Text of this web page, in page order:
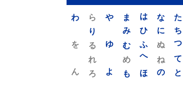
た
ち
つ
て
と
な
に
ぬ
ね
の
は
ひ
ふ
へ
ほ
ま
み
む
め
も
や
ゆ
よ
ら
り
る
れ
ろ
わ
を
ん